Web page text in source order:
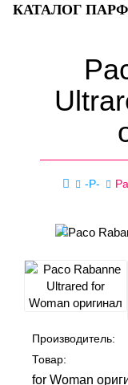
КАТАЛОГ
-P-
Производитель:
Товар:
for Woman